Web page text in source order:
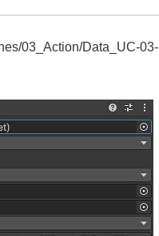
03_Action/Data_UC-03-